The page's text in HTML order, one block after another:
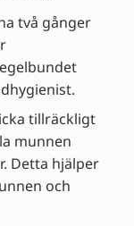
två gånger
tillräckligt
munnen
Detta hjälper
och